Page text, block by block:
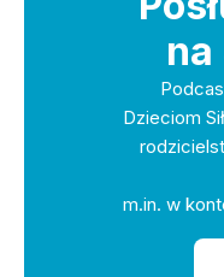
Dzieciom
m.in. w